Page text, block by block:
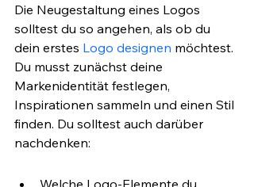
Die Neugestaltung eines Logos
solltest du so angehen, als ob du
dein erstes Logo designen möchtest.
Du musst zunächst deine
Markenidentität festlegen,
Inspirationen sammeln und einen Stil
finden. Du solltest auch darüber
nachdenken:
Welche Logo-Elemente du